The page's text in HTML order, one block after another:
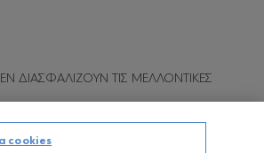
ΔΙΑΣΦΑΛΙΖΟΥΝ ΤΙΣ ΜΕΛΛΟΝΤΙΚΕΣ
Όροι χρήσης
cookies